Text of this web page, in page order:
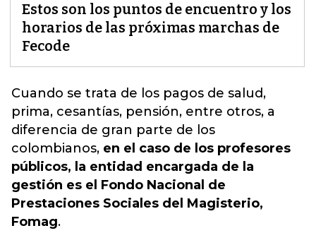
Estos son los puntos de encuentro y los
horarios de las próximas marchas de
Fecode
Cuando se trata de los pagos de salud,
prima, cesantías, pensión, entre otros, a
diferencia de gran parte de los
colombianos, en el caso de los profesores
públicos, la entidad encargada de la
gestión es el Fondo Nacional de
Prestaciones Sociales del Magisterio,
Fomag.